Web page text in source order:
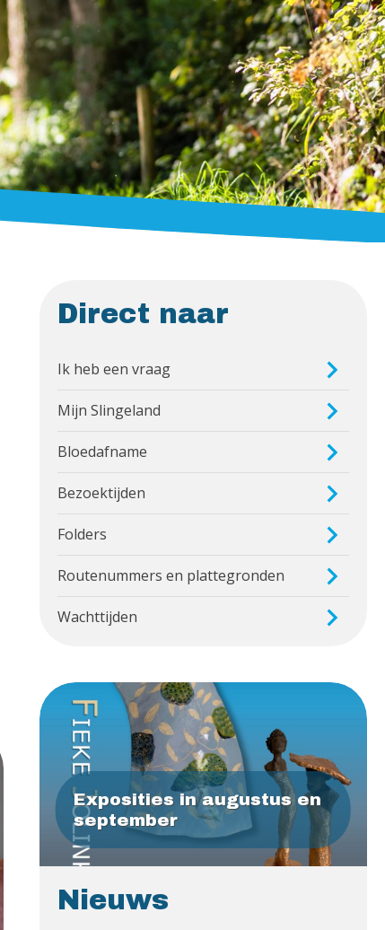
Direct naar
Ik heb een vraag
Mijn Slingeland
Bloedafname
Bezoektijden
Folders
Routenummers en plattegronden
Wachttijden
Exposities in augustus en
september
Nieuws